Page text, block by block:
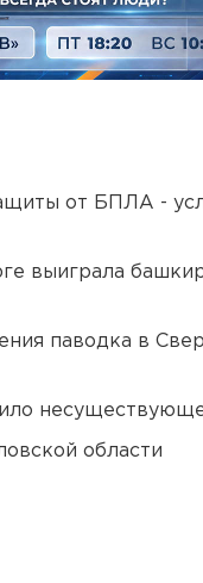
от БПЛА -
выиграла
паводка в
области